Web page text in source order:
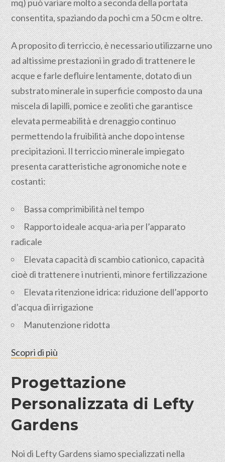
mq) può variare molto a seconda della portata
consentita, spaziando da pochi cm a 50 cm e oltre.
A proposito di terriccio, è necessario utilizzarne uno
ad altissime prestazioni in grado di trattenere le
acque e farle defluire lentamente, dotato di un
substrato minerale in superficie composto da una
miscela di lapilli, pomice e zeoliti che garantisce
elevata permeabilità e drenaggio continuo
permettendo la fruibilità anche dopo intense
precipitazioni. Il terriccio minerale impiegato
presenta caratteristiche agronomiche note e
costanti:
Bassa comprimibilità nel tempo
Rapporto ideale acqua-aria per l’apparato
radicale
Elevata capacità di scambio cationico, capacità
cioè di trattenere i nutrienti, minore fertilizzazione
Elevata ritenzione idrica: riduzione dell’apporto
d’acqua di irrigazione
Manutenzione ridotta
Scopri di più
Progettazione
Personalizzata di Lefty
Gardens
Noi di Lefty Gardens siamo specializzati nella